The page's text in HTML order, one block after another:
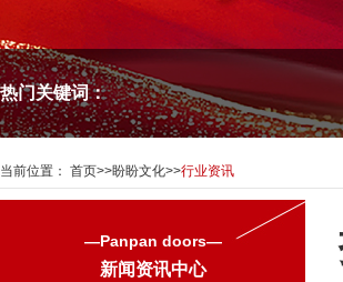
热门关键词：
当前位置： 首页>>盼盼文化>>行业资讯
—Panpan doors—
新闻资讯中心